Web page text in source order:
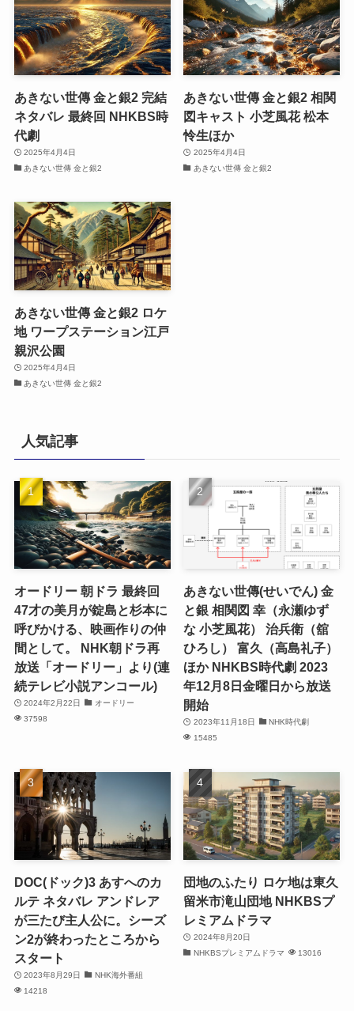
あきない世傳 金と銀2 完結
ネタバレ 最終回 NHKBS時
代劇
2025年4月4日
あきない世傳 金と銀2
あきない世傳 金と銀2 相関
図キャスト 小芝風花 松本
怜生ほか
2025年4月4日
あきない世傳 金と銀2
あきない世傳 金と銀2 ロケ
地 ワープステーション江戸
親沢公園
2025年4月4日
あきない世傳 金と銀2
人気記事
オードリー 朝ドラ 最終回
47才の美月が錠島と杉本に
呼びかける、映画作りの仲
間として。 NHK朝ドラ再
放送「オードリー」より(連
続テレビ小説アンコール)
2024年2月22日
オードリー
37598
あきない世傳(せいでん) 金
と銀 相関図 幸（永瀬ゆず
な 小芝風花） 治兵衛（舘
ひろし） 富久（高島礼子）
ほか NHKBS時代劇 2023
年12月8日金曜日から放送
開始
2023年11月18日
NHK時代劇
15485
DOC(ドック)3 あすへのカ
ルテ ネタバレ アンドレア
が三たび主人公に。シーズ
ン2が終わったところから
スタート
2023年8月29日
NHK海外番組
14218
団地のふたり ロケ地は東久
留米市滝山団地 NHKBSプ
レミアムドラマ
2024年8月20日
NHKBSプレミアムドラマ
13016